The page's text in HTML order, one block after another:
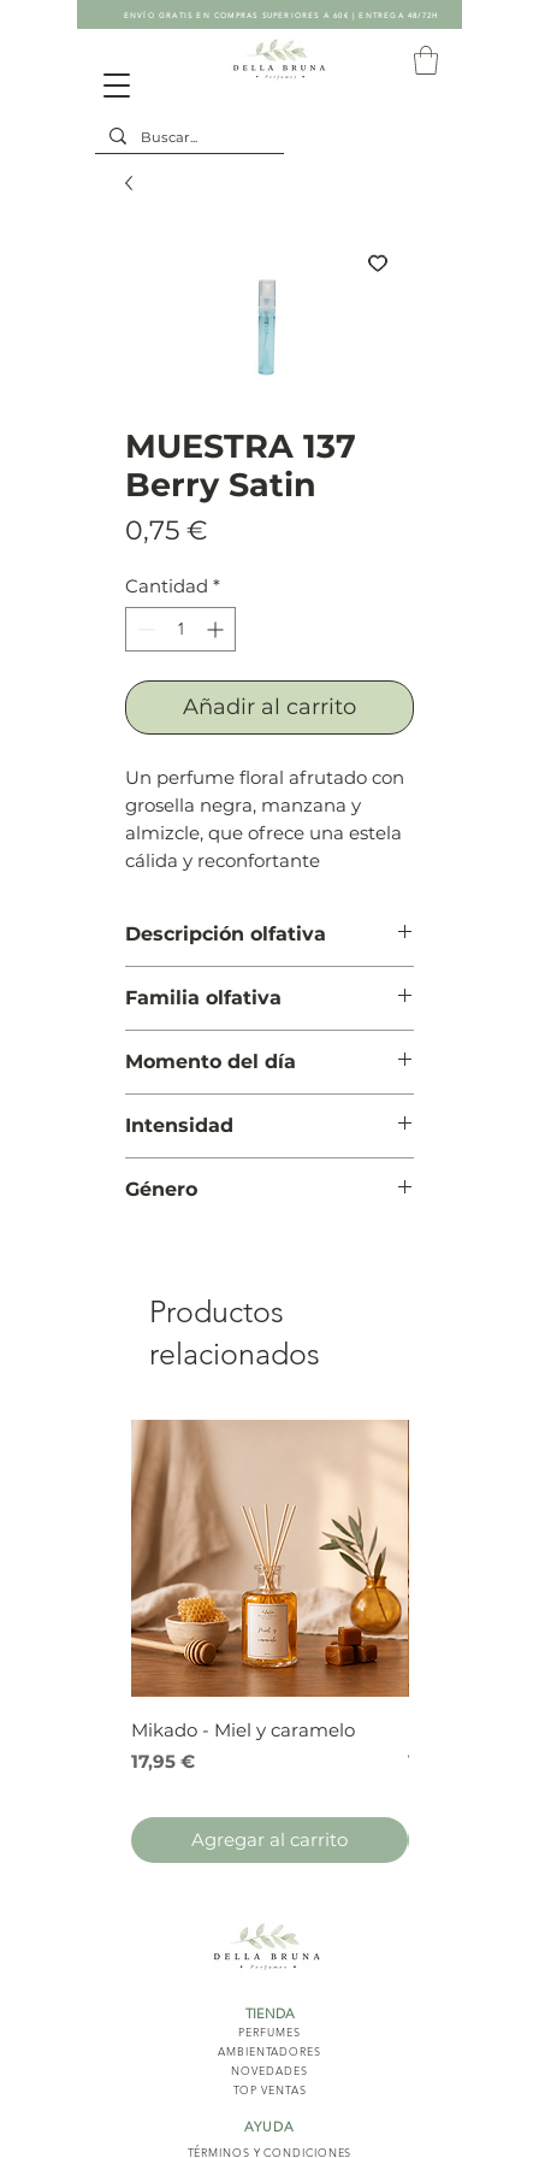
ENVÍO GRATIS EN COMPRAS SUPERIORES A 60€ | ENTREGA 48/72H
MUESTRA 137
Berry Satin
0,75 €
Cantidad *
Añadir al carrito
Un perfume floral afrutado con
grosella negra, manzana y
almizcle, que ofrece una estela
cálida y reconfortante
Descripción olfativa
(melocotón), chabacano, pera y
manzana verde
Cuerpo: Jazmín, sándalo y musgo
Familia olfativa
Momento del día
Intensidad
Género
Productos
relacionados
Mikado - Miel y caramelo
Precio
17,95 €
Agregar al carrito
Precio
17,95 €
TIENDA
PERFUMES
AMBIENTADORES
NOVEDADES
TOP VENTAS
AYUDA
TÉRMINOS Y CONDICIONES